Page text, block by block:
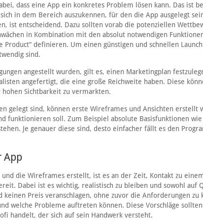
dass eine App ein konkretes Problem lösen kann. Das ist
in dem Bereich auszukennen, für den die App ausgelegt
ist entscheidend. Dazu sollten vorab die potenziellen
in Kombination mit den absolut notwendigen
Product“ definieren. Um einen günstigen und schnellen
sind.
angestellt wurden, gilt es, einen Marketingplan
angefertigt, die eine große Reichweite haben. Diese
Sichtbarkeit zu vermarkten.
gelegt sind, können erste Wireframes und Ansichten erstellt
funktionieren soll. Zum Beispiel absolute Basisfunktionen
Je genauer diese sind, desto einfacher fällt es den
App
die Wireframes erstellt, ist es an der Zeit, Kontakt zu
Dabei ist es wichtig, realistisch zu bleiben und sowohl auf
keinen Preis veranschlagen, ohne zuvor die Anforderungen
welche Probleme auftreten können. Diese Vorschläge
handelt, der sich auf sein Handwerk versteht.